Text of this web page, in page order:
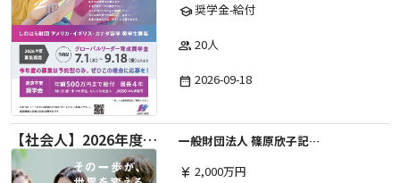
school奨学金-給付
group 20人
date_range 2026-09-18
【社会人】2026年度 しのはら財団 アメリカ・イギリス・カナダ英語留学奨学金
一般財団法人 篠原欣子記念財団 (海外留学奨学金グループ)
currency_yen 2,000万円